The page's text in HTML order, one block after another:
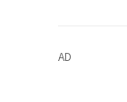
AD